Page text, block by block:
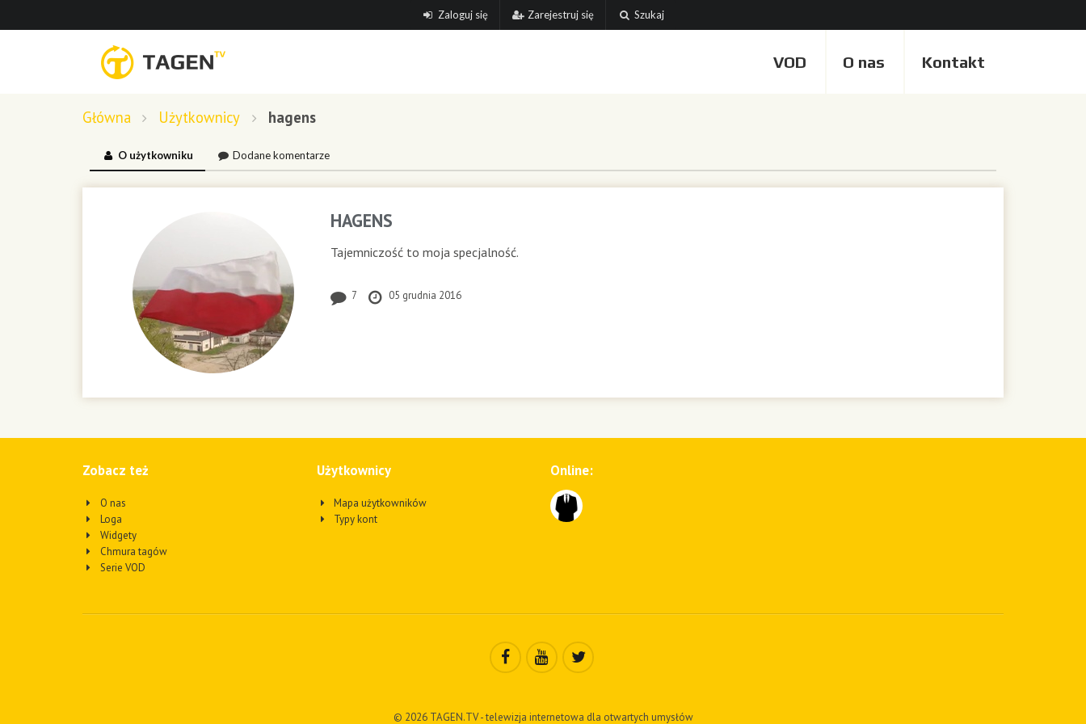
Zaloguj się Zarejestruj się Szukaj
VOD O nas Kontakt
Główna Użytkownicy hagens
O użytkowniku Dodane komentarze
HAGENS
Tajemniczość to moja specjalność.
7 05 grudnia 2016
Zobacz też
O nas
Loga
Widgety
Chmura tagów
Serie VOD
Użytkownicy
Mapa użytkowników
Typy kont
Online:
© 2026 TAGEN.TV - telewizja internetowa dla otwartych umysłów